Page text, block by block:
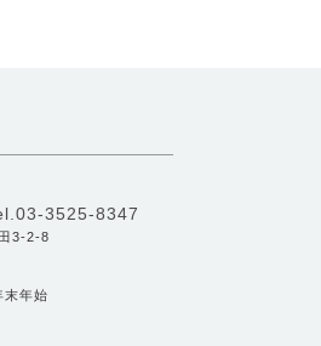
3525-8347
3-2-8
末年始